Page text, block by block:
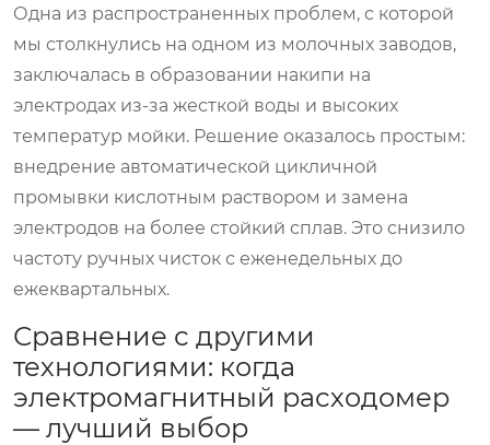
Одна из распространенных проблем, с которой
мы столкнулись на одном из молочных заводов,
заключалась в образовании накипи на
электродах из-за жесткой воды и высоких
температур мойки. Решение оказалось простым:
внедрение автоматической цикличной
промывки кислотным раствором и замена
электродов на более стойкий сплав. Это снизило
частоту ручных чисток с еженедельных до
ежеквартальных.
Сравнение с другими
технологиями: когда
электромагнитный расходомер
— лучший выбор